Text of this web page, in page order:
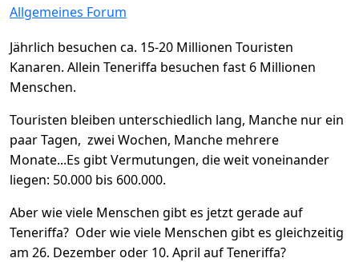
Allgemeines Forum
Jährlich besuchen ca. 15-20 Millionen Touristen
Kanaren. Allein Teneriffa besuchen fast 6 Millionen
Menschen.
Touristen bleiben unterschiedlich lang, Manche nur ein
paar Tagen, zwei Wochen, Manche mehrere
Monate...Es gibt Vermutungen, die weit voneinander
liegen: 50.000 bis 600.000.
Aber wie viele Menschen gibt es jetzt gerade auf
Teneriffa? Oder wie viele Menschen gibt es gleichzeitig
am 26. Dezember oder 10. April auf Teneriffa?